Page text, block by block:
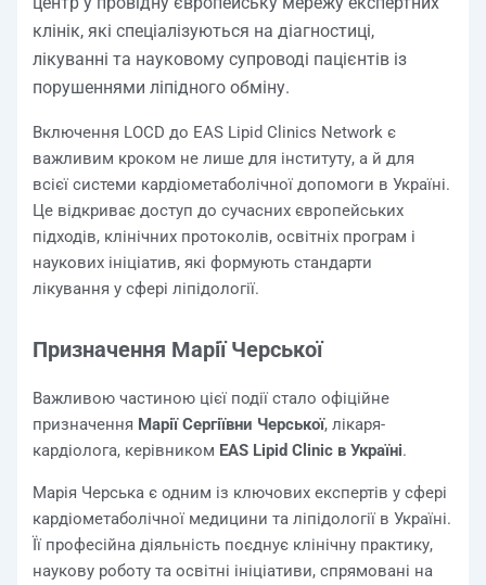
клінік, які спеціалізуються на діагностиці,
лікуванні та науковому супроводі пацієнтів із
порушеннями ліпідного обміну.
Включення LOCD до EAS Lipid Clinics Network є
важливим кроком не лише для інституту, а й для
всієї системи кардіометаболічної допомоги в Україні.
Це відкриває доступ до сучасних європейських
підходів, клінічних протоколів, освітніх програм і
наукових ініціатив, які формують стандарти
лікування у сфері ліпідології.
Призначення Марії Черської
Важливою частиною цієї події стало офіційне
призначення Марії Сергіївни Черської, лікаря-
кардіолога, керівником EAS Lipid Clinic в Україні.
Марія Черська є одним із ключових експертів у сфері
кардіометаболічної медицини та ліпідології в Україні.
Її професійна діяльність поєднує клінічну практику,
наукову роботу та освітні ініціативи, спрямовані на